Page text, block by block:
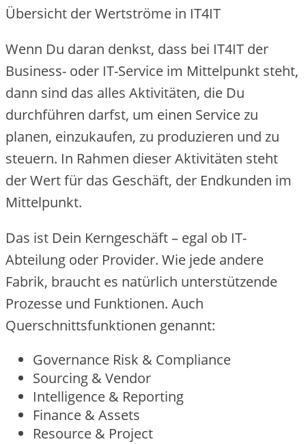
Übersicht der Wertströme in IT4IT
Wenn Du daran denkst, dass bei IT4IT der
Business- oder IT-Service im Mittelpunkt steht,
dann sind das alles Aktivitäten, die Du
durchführen darfst, um einen Service zu
planen, einzukaufen, zu produzieren und zu
steuern. In Rahmen dieser Aktivitäten steht
der Wert für das Geschäft, der Endkunden im
Mittelpunkt.
Das ist Dein Kerngeschäft – egal ob IT-
Abteilung oder Provider. Wie jede andere
Fabrik, braucht es natürlich unterstützende
Prozesse und Funktionen. Auch
Querschnittsfunktionen genannt:
Governance Risk & Compliance
Sourcing & Vendor
Intelligence & Reporting
Finance & Assets
Resource & Project